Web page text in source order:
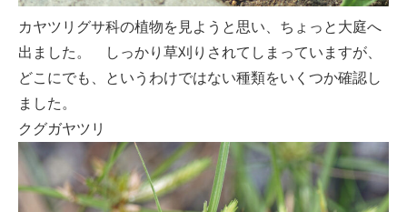
カヤツリグサ科の植物を見ようと思い、ちょっと大庭へ
出ました。 しっかり草刈りされてしまっていますが、
どこにでも、というわけではない種類をいくつか確認し
ました。
クグガヤツリ